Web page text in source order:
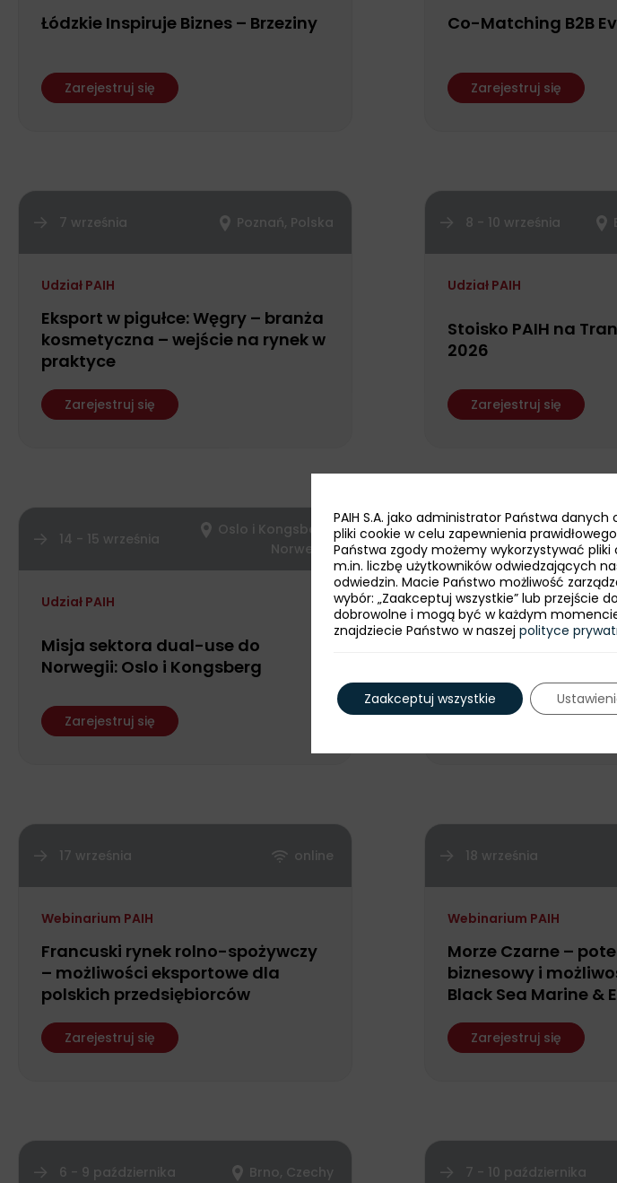
Łódzkie Inspiruje Biznes – Brzeziny
Zarejestruj się
Co-Matching B2B
Zarejestruj się
7 września Poznań, Polska
Udział PAIH
Eksport w pigułce: Węgry – branża
kosmetyczna – wejście na rynek w
praktyce
Zarejestruj się
8 - 10 września
Udział PAIH
Stoisko PAIH na
2026
Zarejestruj się
14 - 15 września
Oslo i Kongsberg,
Norwegia
Udział PAIH
Misja sektora dual-use do
Norwegii: Oslo i Kongsberg
Zarejestruj się
14 września
Webinarium PAIH
Warsztaty
4N/2026 – projekt
Technologiczne
17 września online
Webinarium PAIH
Francuski rynek rolno-spożywczy
– możliwości eksportowe dla
polskich przedsiębiorców
Zarejestruj się
18 września
Webinarium PAIH
Morze Czarne –
biznesowy i
Black Sea Marine &
Zarejestruj się
6 - 9 października Brno, Czechy 7 - 10 października
PAIH S.A. jako administrator Państwa
pliki cookie w celu zapewnienia
Państwa zgody możemy wykorzystywać
m.in. liczbę użytkowników odwiedzających
odwiedzin. Macie Państwo możliwość
wybór: „Zaakceptuj wszystkie” lub przejście
dobrowolne i mogą być w każdym
znajdziecie Państwo w naszej polityce
Zaakceptuj wszystkie